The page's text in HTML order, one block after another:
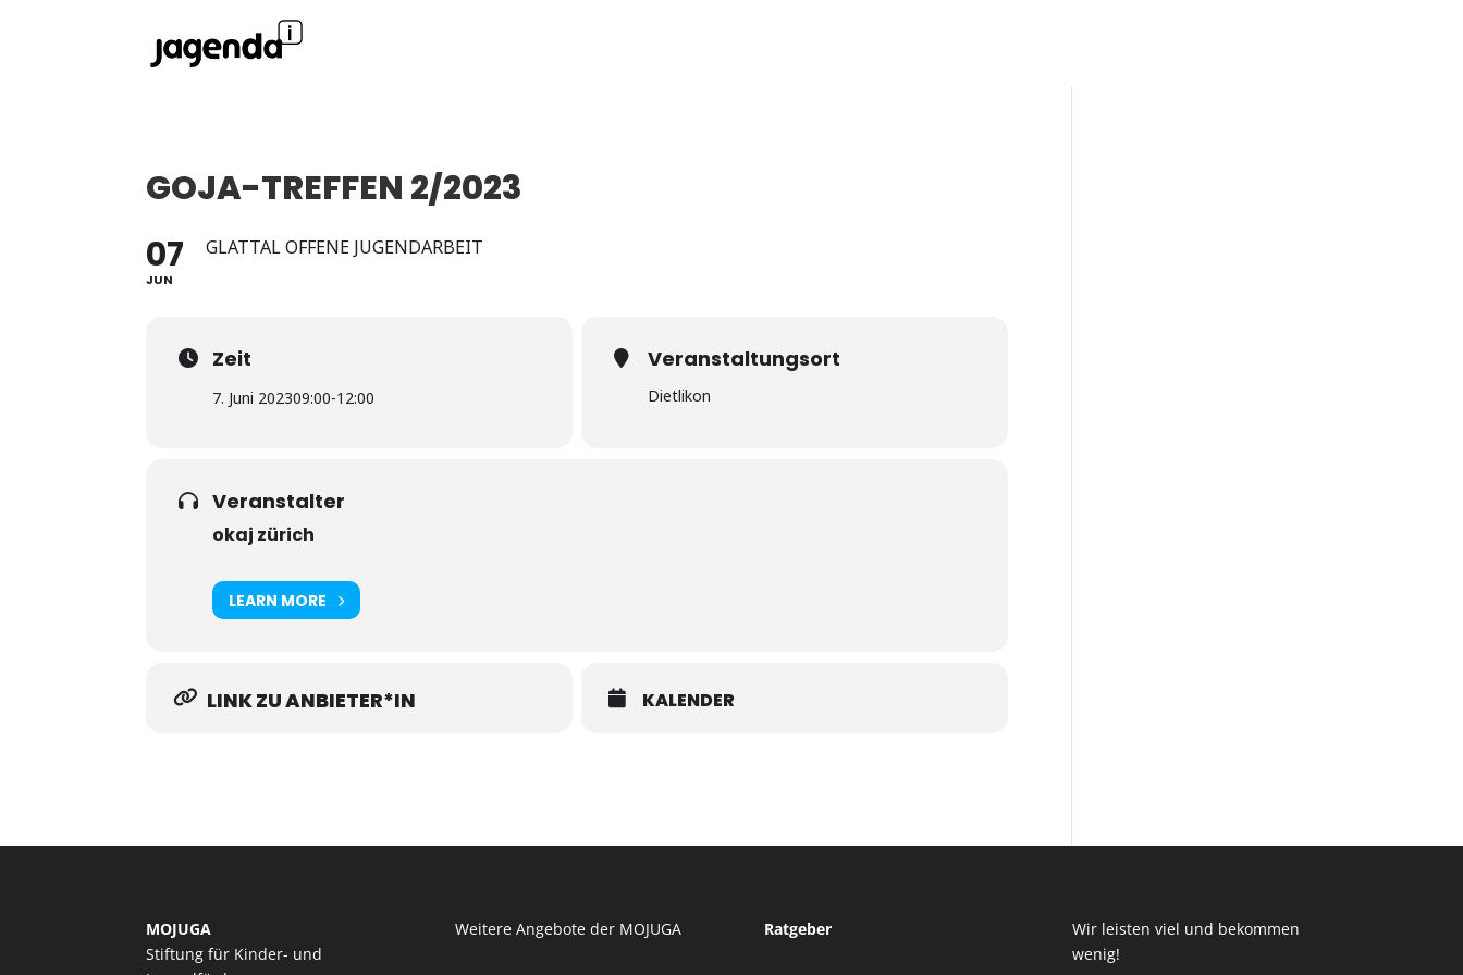
GOJA-TREFFEN 2/2023
07
JUN
GLATTAL OFFENE JUGENDARBEIT
Zeit
7. Juni 202309:00-12:00
Veranstaltungsort
Dietlikon
Veranstalter
okaj zürich
LEARN MORE
LINK ZU ANBIETER*IN KALENDER
MOJUGA
Stiftung für Kinder- und
Weitere Angebote der MOJUGA Ratgeber
Wir leisten viel und bekommen
wenig!